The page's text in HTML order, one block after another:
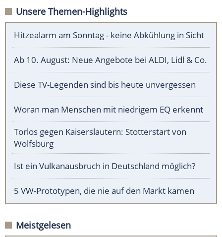
Unsere Themen-Highlights
Hitzealarm am Sonntag - keine Abkühlung in Sicht
Ab 10. August: Neue Angebote bei ALDI, Lidl & Co.
Diese TV-Legenden sind bis heute unvergessen
Woran man Menschen mit niedrigem EQ erkennt
Torlos gegen Kaiserslautern: Stotterstart von
Wolfsburg
Ist ein Vulkanausbruch in Deutschland möglich?
5 VW-Prototypen, die nie auf den Markt kamen
Meistgelesen